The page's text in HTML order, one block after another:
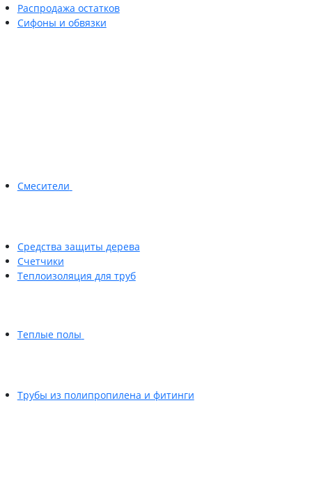
Распродажа остатков
Сифоны и обвязки
Смесители
Средства защиты дерева
Счетчики
Теплоизоляция для труб
Теплые полы
Трубы из полипропилена и фитинги